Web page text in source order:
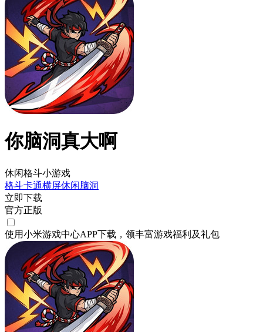
你脑洞真大啊
休闲格斗小游戏
格斗卡通横屏休闲脑洞
立即下载
官方正版
使用小米游戏中心APP下载 ，领丰富游戏福利 及礼包